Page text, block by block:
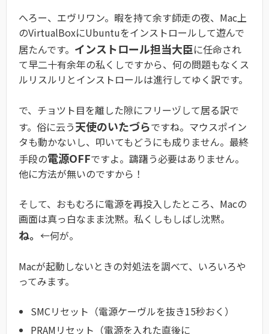
へろー、エヴリワン。暇を持て余す師走の夜、Mac上
のVirtualBoxにUbuntuをインストロールして遊んで
居たんです。 インストロール担当大臣に任命され
て早二十有余年の私くしですから、何の問題もなくス
ルリスルリとインストロールは進行してゆく訳です。
で、チョツト目を離した隙にフリーヅして居る訳で
す。俗に云う天使のいたづらですね。マウスポイン
タも動かないし、叩いてもどうにも成りません。最終
手段の電源OFFですよ。躊躇う必要はありません。
他に方法が無いのですから！
そして、おもむろに電源を再投入したところ、Macの
画面は真っ白なまま沈黙。私くしもしばし沈黙。
ね。 ←何が。
Macが起動しないときの対処法を調べて、いろいろや
ってみます。
SMCリセット（電源ケーヴルを抜き15秒おく）
PRAMリセット（電源を入れた直後に